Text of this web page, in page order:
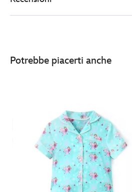
http://schema.org/InStock
Potrebbe piacerti anche